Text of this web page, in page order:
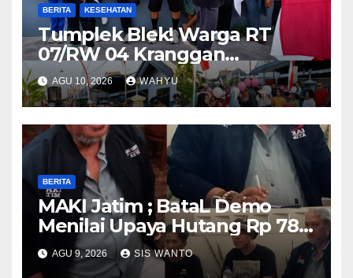
BERITA KESEHATAN
Tumplek Blek! Warga RT
07/RW 04 Kranggan
Gumul/SLG(Simpang Lima
Gumul) Gurah Kediri
Meriahkan HUT RI ke-81, Jalan
Santai Dibanjiri Ratusan
Hadiah
AGU 10, 2026 WAHYU
BERITA
MAKI Jatim ; BataL Demo
Menilai Upaya Hutang Rp 785
Milyar Percepatan
Pembangunan Relatif
AGU 9, 2026 SIS WANTO